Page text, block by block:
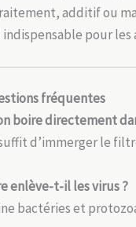
additif ou
indispensable pour
fréquentes
boire directement
suffit d’immerger le
enlève-t-il les virus ?
bactéries et